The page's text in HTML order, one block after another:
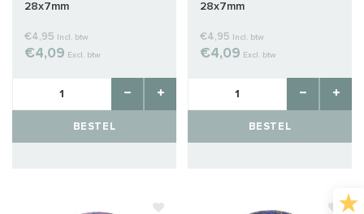
28x7mm
€4,95 Incl. btw
€4,09 Excl. btw
BESTEL
28x7mm
€4,95 Incl. btw
€4,09 Excl. btw
BESTEL